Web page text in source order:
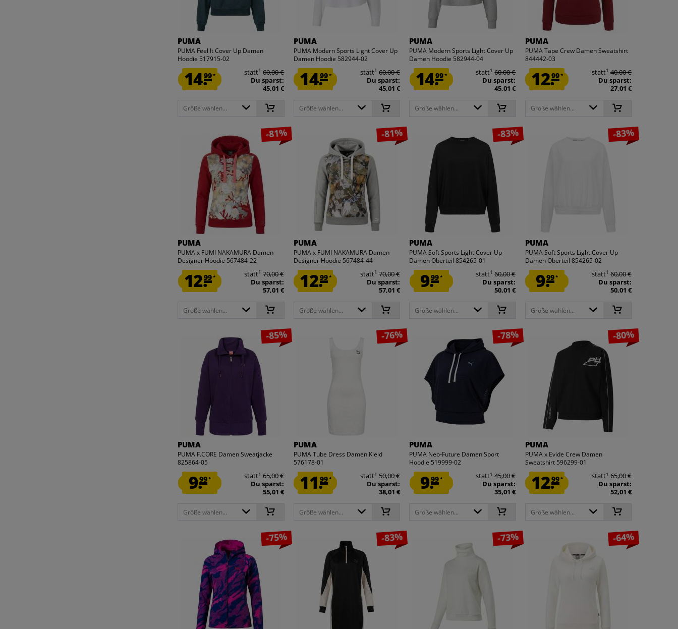
PUMA
PUMA Feel It Cover Up Damen
Hoodie 517915-02
14.99* statt1 60,00 €
Du sparst:
45,01 €
Größe wählen...
PUMA
PUMA Modern Sports Light Cover Up
Damen Hoodie 582944-02
14.99* statt1 60,00 €
Du sparst:
45,01 €
Größe wählen...
PUMA
PUMA Modern Sports Light Cover Up
Damen Hoodie 582944-04
14.99* statt1 60,00 €
Du sparst:
45,01 €
Größe wählen...
PUMA
PUMA Tape Crew Damen Sweatshirt
844442-03
12.99* statt1 40,00 €
Du sparst:
27,01 €
Größe wählen...
-81%
PUMA
PUMA x FUMI NAKAMURA Damen
Designer Hoodie 567484-22
12.99* statt1 70,00 €
Du sparst:
57,01 €
Größe wählen...
-81%
PUMA
PUMA x FUMI NAKAMURA Damen
Designer Hoodie 567484-44
12.99* statt1 70,00 €
Du sparst:
57,01 €
Größe wählen...
-83%
PUMA
PUMA Soft Sports Light Cover Up
Damen Oberteil 854265-01
9.99* statt1 60,00 €
Du sparst:
50,01 €
Größe wählen...
-83%
PUMA
PUMA Soft Sports Light Cover Up
Damen Oberteil 854265-02
9.99* statt1 60,00 €
Du sparst:
50,01 €
Größe wählen...
-85%
PUMA
PUMA F.CORE Damen Sweatjacke
825864-05
9.99* statt1 65,00 €
Du sparst:
55,01 €
Größe wählen...
-76%
PUMA
PUMA Tube Dress Damen Kleid
576178-01
11.99* statt1 50,00 €
Du sparst:
38,01 €
Größe wählen...
-78%
PUMA
PUMA Neo-Future Damen Sport
Hoodie 519999-02
9.99* statt1 45,00 €
Du sparst:
35,01 €
Größe wählen...
-80%
PUMA
PUMA x Evide Crew Damen
Sweatshirt 596299-01
12.99* statt1 65,00 €
Du sparst:
52,01 €
Größe wählen...
-75% -83% -73% -64%